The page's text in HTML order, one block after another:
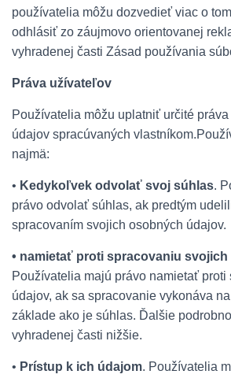
používatelia môžu dozvedieť viac o
odhlásiť zo záujmovo orientovanej
vyhradenej časti Zásad používania
Práva užívateľov
Používatelia môžu uplatniť určité
údajov spracúvaných
najmä:
• Kedykoľvek odvolať svoj súhlas.
právo odvolať súhlas, ak predtým
spracovaním svojich osobných údajov.
• namietať proti spracovaniu svojich
Používatelia majú právo namietať
údajov, ak sa spracovanie vykonáva
základe ako je súhlas. Ďalšie
vyhradenej časti nižšie.
• Prístup k ich údajom. Používatelia